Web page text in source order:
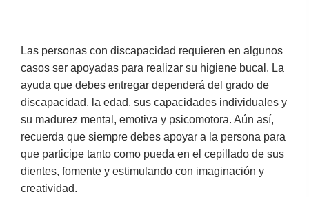
Las personas con discapacidad requieren en algunos
casos ser apoyadas para realizar su higiene bucal. La
ayuda que debes entregar dependerá del grado de
discapacidad, la edad, sus capacidades individuales y
su madurez mental, emotiva y psicomotora. Aún así,
recuerda que siempre debes apoyar a la persona para
que participe tanto como pueda en el cepillado de sus
dientes, fomente y estimulando con imaginación y
creatividad.